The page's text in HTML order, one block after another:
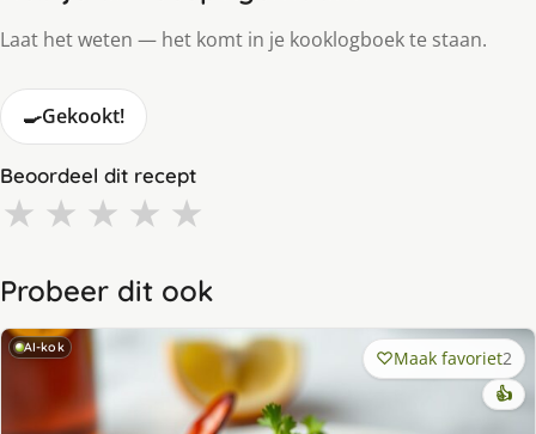
Laat het weten — het komt in je kooklogboek te staan.
🍳Gekookt!
Beoordeel dit recept
★ ★ ★ ★ ★
Probeer dit ook
AI-kok Maak favoriet2
👍